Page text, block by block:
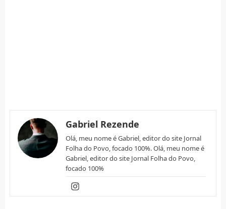
Gabriel Rezende
Olá, meu nome é Gabriel, editor do site Jornal
Folha do Povo, focado 100%. Olá, meu nome é
Gabriel, editor do site Jornal Folha do Povo,
focado 100%